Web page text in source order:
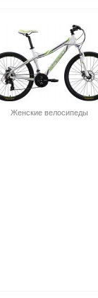
Женские велосипеды